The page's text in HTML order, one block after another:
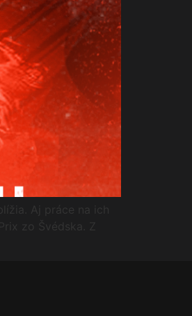
Aj práce na ich
zo Švédska. Z